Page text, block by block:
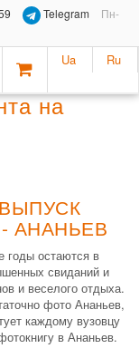
Telegram
Пн-
Ua Ru
на
АНАНЬЕВ
годы остаются в
свиданий и
и веселого отдыха.
фото Ананьев,
каждому вузовцу
в Ананьев.